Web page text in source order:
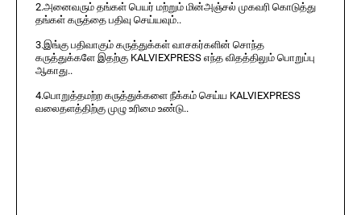
2.அனைவரும் தங்கள் பெயர் மற்றும் மின்அஞ்சல் முகவரி கொடுத்து
தங்கள் கருத்தை பதிவு செய்யவும்..
3.இங்கு பதிவாகும் கருத்துக்கள் வாசகர்களின் சொந்த
கருத்துக்களே இதற்கு KALVIEXPRESS எந்த விதத்திலும் பொறுப்பு
ஆகாது..
4.பொறுத்தமற்ற கருத்துக்களை நீக்கம் செய்ய KALVIEXPRESS
வலைதளத்திற்கு முழு உரிமை உண்டு..